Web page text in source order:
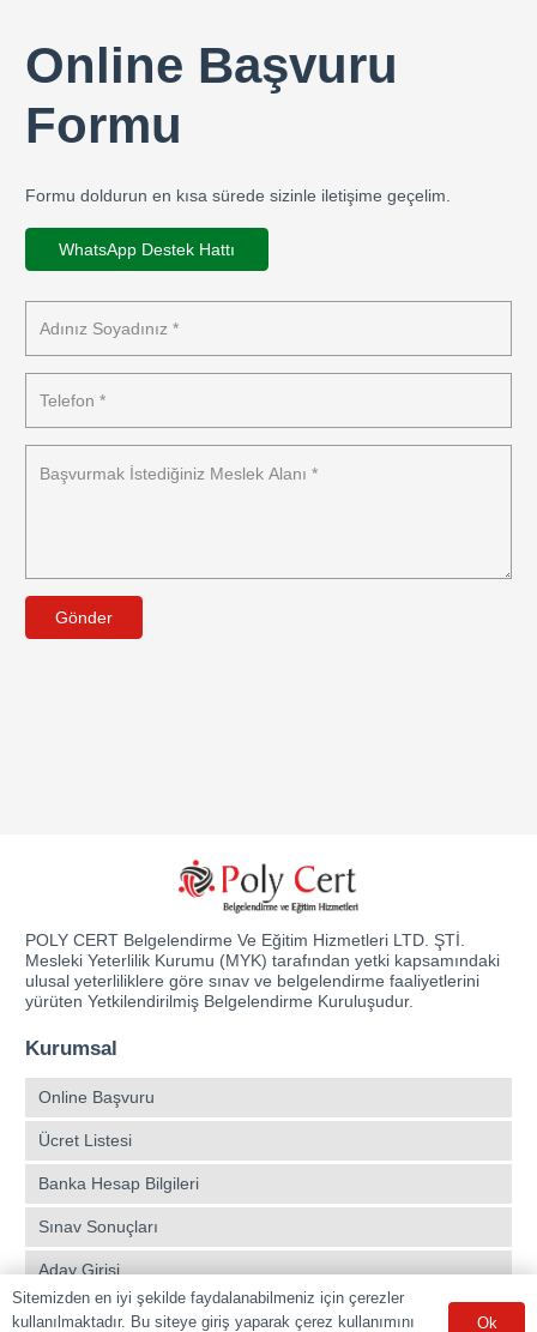
Online Başvuru
Formu
Formu doldurun en kısa sürede sizinle iletişime geçelim.
WhatsApp Destek Hattı
Gönder
POLY CERT Belgelendirme Ve Eğitim Hizmetleri LTD. ŞTİ.
Mesleki Yeterlilik Kurumu (MYK) tarafından yetki kapsamındaki
ulusal yeterliliklere göre sınav ve belgelendirme faaliyetlerini
yürüten Yetkilendirilmiş Belgelendirme Kuruluşudur.
Kurumsal
Online Başvuru
Ücret Listesi
Banka Hesap Bilgileri
Sınav Sonuçları
Aday Girişi
Sınav Merkezleri
Sitemizden en iyi şekilde faydalanabilmeniz için çerezler
kullanılmaktadır. Bu siteye giriş yaparak çerez kullanımını
Ok